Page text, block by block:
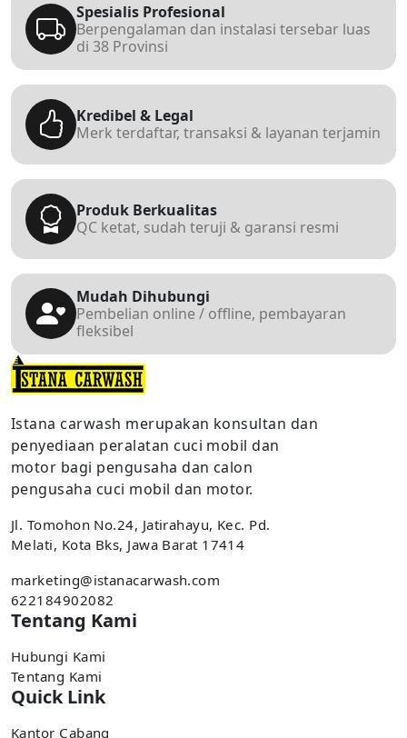
Spesialis Profesional
Berpengalaman dan instalasi tersebar luas
di 38 Provinsi
Kredibel & Legal
Merk terdaftar, transaksi & layanan terjamin
Produk Berkualitas
QC ketat, sudah teruji & garansi resmi
Mudah Dihubungi
Pembelian online / offline, pembayaran
fleksibel
Istana carwash merupakan konsultan dan
penyediaan peralatan cuci mobil dan
motor bagi pengusaha dan calon
pengusaha cuci mobil dan motor.
Jl. Tomohon No.24, Jatirahayu, Kec. Pd.
Melati, Kota Bks, Jawa Barat 17414
marketing@istanacarwash.com
622184902082
Tentang Kami
Hubungi Kami
Tentang Kami
Quick Link
Kantor Cabang